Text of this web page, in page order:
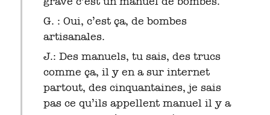
G. : Oui, c’est ça, de bombes
artisanales.
J.: Des manuels, tu sais, des trucs
comme ça, il y en a sur internet
partout, des cinquantaines, je sais
pas ce qu’ils appellent manuel il y a